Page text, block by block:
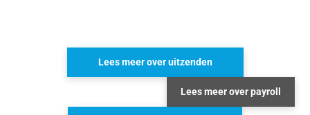
Lees meer over uitzenden
Lees meer over payroll